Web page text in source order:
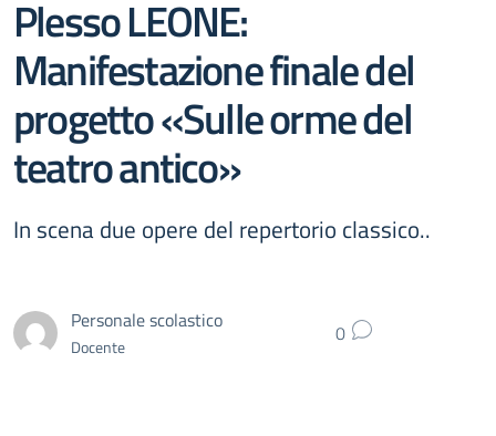
Plesso LEONE:
Manifestazione finale del
progetto «Sulle orme del
teatro antico»
In scena due opere del repertorio classico..
Personale scolastico
Docente 0